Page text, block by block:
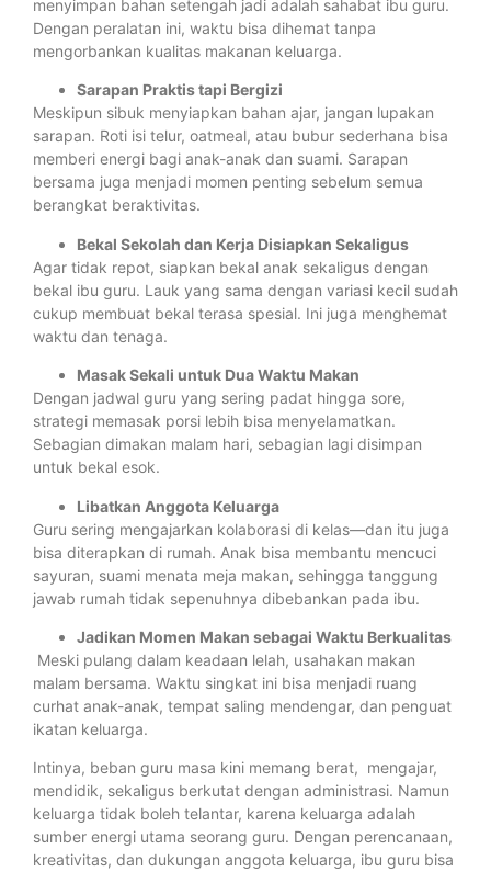
menyimpan bahan setengah jadi adalah sahabat ibu guru.
Dengan peralatan ini, waktu bisa dihemat tanpa
mengorbankan kualitas makanan keluarga.
Sarapan Praktis tapi Bergizi
Meskipun sibuk menyiapkan bahan ajar, jangan lupakan
sarapan. Roti isi telur, oatmeal, atau bubur sederhana bisa
memberi energi bagi anak-anak dan suami. Sarapan
bersama juga menjadi momen penting sebelum semua
berangkat beraktivitas.
Bekal Sekolah dan Kerja Disiapkan Sekaligus
Agar tidak repot, siapkan bekal anak sekaligus dengan
bekal ibu guru. Lauk yang sama dengan variasi kecil sudah
cukup membuat bekal terasa spesial. Ini juga menghemat
waktu dan tenaga.
Masak Sekali untuk Dua Waktu Makan
Dengan jadwal guru yang sering padat hingga sore,
strategi memasak porsi lebih bisa menyelamatkan.
Sebagian dimakan malam hari, sebagian lagi disimpan
untuk bekal esok.
Libatkan Anggota Keluarga
Guru sering mengajarkan kolaborasi di kelas—dan itu juga
bisa diterapkan di rumah. Anak bisa membantu mencuci
sayuran, suami menata meja makan, sehingga tanggung
jawab rumah tidak sepenuhnya dibebankan pada ibu.
Jadikan Momen Makan sebagai Waktu Berkualitas
Meski pulang dalam keadaan lelah, usahakan makan
malam bersama. Waktu singkat ini bisa menjadi ruang
curhat anak-anak, tempat saling mendengar, dan penguat
ikatan keluarga.
Intinya, beban guru masa kini memang berat, mengajar,
mendidik, sekaligus berkutat dengan administrasi. Namun
keluarga tidak boleh telantar, karena keluarga adalah
sumber energi utama seorang guru. Dengan perencanaan,
kreativitas, dan dukungan anggota keluarga, ibu guru bisa